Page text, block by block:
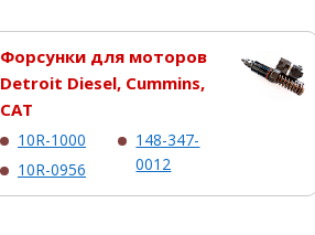
Форсунки для моторов
Detroit Diesel, Cummins,
CAT
10R-1000
10R-0956
148-347-
0012